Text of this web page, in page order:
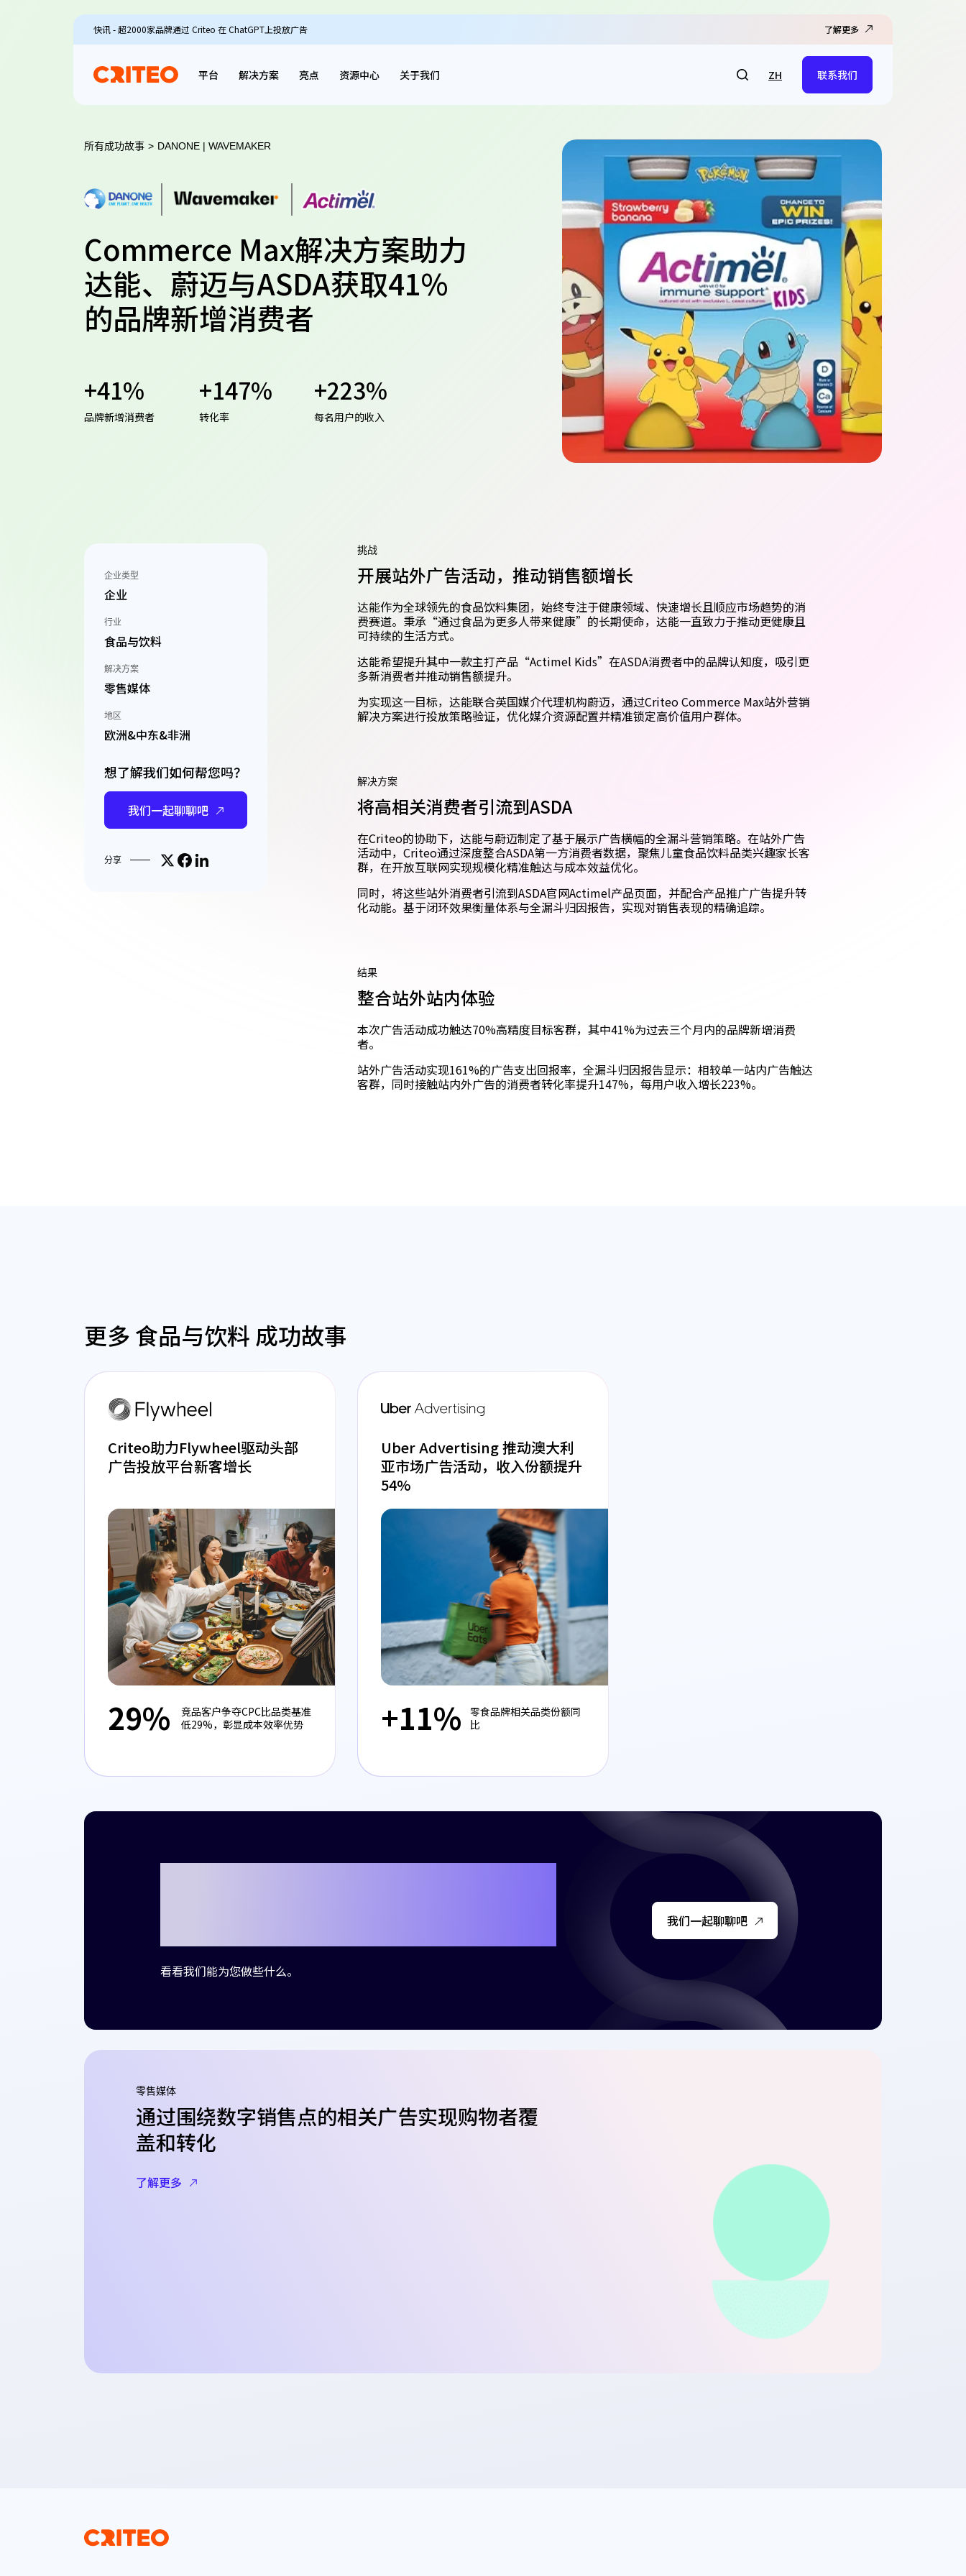
快讯 - 超2000家品牌通过 Criteo 在 ChatGPT上投放广告 了解更多
平台 解决方案 亮点 资源中心 关于我们 ZH 联系我们
所有成功故事 > DANONE | WAVEMAKER
Commerce Max解决方案助力
达能、蔚迈与ASDA获取41%
的品牌新增消费者
+41%
品牌新增消费者
+147%
转化率
+223%
每名用户的收入
企业类型
企业
行业
食品与饮料
解决方案
零售媒体
地区
欧洲&中东&非洲
想了解我们如何帮您吗？
我们一起聊聊吧
分享 Share on X
分享到Facebook
分享到LinkedIn
挑战
开展站外广告活动，推动销售额增长
达能作为全球领先的食品饮料集团，始终专注于健康领域、快速增长且顺应市场趋势的消
费赛道。秉承“通过食品为更多人带来健康”的长期使命，达能一直致力于推动更健康且
可持续的生活方式。
达能希望提升其中一款主打产品“Actimel Kids”在ASDA消费者中的品牌认知度，吸引更
多新消费者并推动销售额提升。
为实现这一目标，达能联合英国媒介代理机构蔚迈，通过Criteo Commerce Max站外营销
解决方案进行投放策略验证，优化媒介资源配置并精准锁定高价值用户群体。
解决方案
将高相关消费者引流到ASDA
在Criteo的协助下，达能与蔚迈制定了基于展示广告横幅的全漏斗营销策略。在站外广告
活动中，Criteo通过深度整合ASDA第一方消费者数据，聚焦儿童食品饮料品类兴趣家长客
群，在开放互联网实现规模化精准触达与成本效益优化。
同时，将这些站外消费者引流到ASDA官网Actimel产品页面，并配合产品推广广告提升转
化动能。基于闭环效果衡量体系与全漏斗归因报告，实现对销售表现的精确追踪。
结果
整合站外站内体验
本次广告活动成功触达70%高精度目标客群，其中41%为过去三个月内的品牌新增消费
者。
站外广告活动实现161%的广告支出回报率，全漏斗归因报告显示：相较单一站内广告触达
客群，同时接触站内外广告的消费者转化率提升147%，每用户收入增长223%。
更多 食品与饮料 成功故事
Criteo助力Flywheel驱动头部
广告投放平台新客增长
29%
竞品客户争夺CPC比品类基准
低29%，彰显成本效率优势
Uber Advertising 推动澳大利
亚市场广告活动，收入份额提升
54%
+11%
零食品牌相关品类份额同
比
看看我们能为您做些什么。
我们一起聊聊吧
零售媒体
通过围绕数字销售点的相关广告实现购物者覆
盖和转化
了解更多